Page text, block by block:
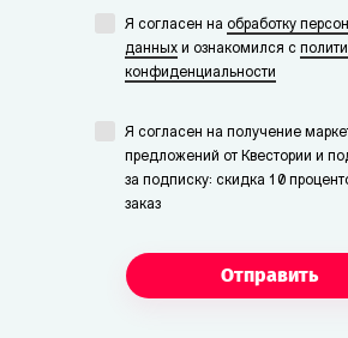
Я согласен на обработку
данных и ознакомился с
конфиденциальности
Я согласен на получение
предложений от Квестории и
за подписку: скидка 10
заказ
Отправить